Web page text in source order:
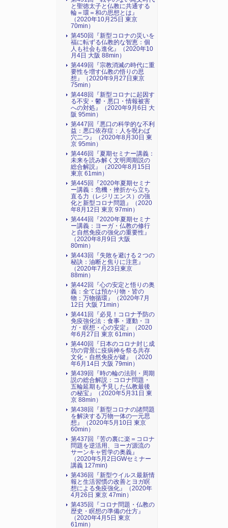
と聖徳太子と仏教に共通する
輪＝環＝和の思想とは』
（2020年10月25日 東京
70min）
第450回『新型コロナの災いを
福に転ずる仏教的な智恵：個
人も社会も進化』（2020年10
月4日 大阪 88min）
第449回『宗教消滅の時代に重
要性を増す仏教の悟りの思
想』（2020年9月27日東京
75min）
第448回『新型コロナに起因す
る不安・鬱・悪口・情報被害
への対処』（2020年9月6日 大
阪 95min）
第447回『悪口の科学的な不利
益：悪口依存症：人を呪わば
穴二つ』（2020年8月30日 東
京 95min）
第446回『夏期セミナー講義：
未来を読み解く文明周期説の
総合解説』（2020年8月15日
東京 61min）
第445回『2020年夏期セミナ
ー講義：危機・挫折から立ち
直る力（レジリエンス）の強
化と新型コロナ問題』（2020
年8月12日 東京 97min）
第444回『2020年夏期セミナ
ー講義：ヨーガ・仏教の修行
と自然免疫の強化の重要性』
（2020年8月9日 大阪
80min）
第443回『失敗を避ける２つの
秘訣：油断と焦りに注意』
（2020年7月23日東京
88min）
第442回『心の安定と悟りの奥
義：全ては預かり物・皆の
物：万物循環』（2020年7月
12日 大阪 71min）
第441回『必見！コロナ予防の
免疫強化法：食事・運動・ヨ
ガ・瞑想・心の安定』（2020
年6月27日 東京 61min）
第440回『日本のコロナ封じ成
功の背景に疫病神を祭る共存
文化・自然免疫が鍵』（2020
年6月14日 大阪 79min）
第439回『時の輪の法則・周期
説の総合解説：コロナ問題・
五輪延期も予見した仏教最後
の秘宝』（2020年5月31日 東
京 88min）
第438回『新型コロナの諸問題
を解決する万物一体の一元思
想』（2020年5月10日 東京
60min）
第437回『苦の裏に楽＝コロナ
問題を逆活用、ヨーガ源流の
サーンキャ哲学の奥義』
（2020年5月2日GWセミナー
講義 127min)
第436回『新型ウイルス最新情
報と生活習慣の改善とヨガ瞑
想による免疫強化』（2020年
4月26日 東京 47min）
第435回『コロナ問題・仏教の
歴史・瞑想の準備の仕方』
（2020年4月5日 東京
61min）